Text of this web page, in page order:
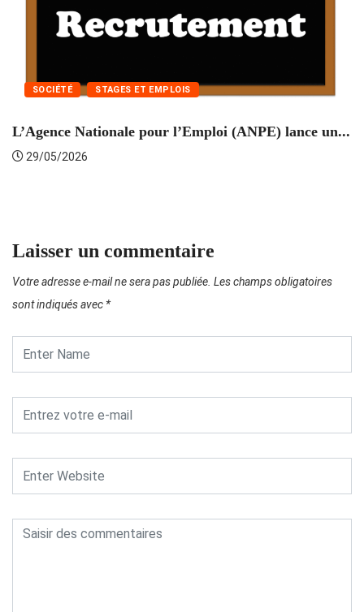
SOCIÉTÉ STAGES ET EMPLOIS
L’Agence Nationale pour l’Emploi (ANPE) lance un...
29/05/2026
Laisser un commentaire
Votre adresse e-mail ne sera pas publiée. Les champs obligatoires
sont indiqués avec *